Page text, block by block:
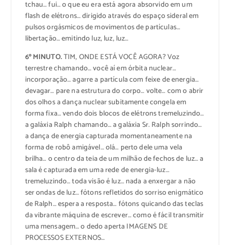
tchau… fui… o que eu era está agora absorvido em um
flash de elétrons… dirigido através do espaço sideral em
pulsos orgásmicos de movimentos de partículas…
libertação… emitindo luz, luz, luz…
6º MINUTO.TIM, ONDE ESTÁ VOCÊ AGORA? Voz
terrestre chamando… você aí em órbita nuclear…
incorporação… agarre a partícula com feixe de energia…
devagar… pare na estrutura do corpo… volte… com o abrir
dos olhos a dança nuclear subitamente congela em
forma fixa… vendo dois blocos de elétrons tremeluzindo…
a galáxia Ralph chamando… a galáxia Sr. Ralph sorrindo…
a dança de energia capturada momentaneamente na
forma de robô amigável… olá… perto dele uma vela
brilha… o centro da teia de um milhão de fechos de luz… a
sala é capturada em uma rede de energia-luz…
tremeluzindo… toda visão é luz… nada a enxergar a não
ser ondas de luz… fótons refletidos do sorriso enigmático
de Ralph… espera a resposta… fótons quicando das teclas
da vibrante máquina de escrever… como é fácil transmitir
uma mensagem… o dedo aperta IMAGENS DE
PROCESSOS EXTERNOS…